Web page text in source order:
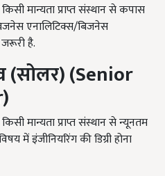
मान्यता प्राप्त संस्थान से कपास
एनालिटिक्स/बिजनेस
जरूरी है.
(सोलर) (Senior
मान्यता प्राप्त संस्थान से न्यूनतम
में इंजीनियरिंग की डिग्री होना